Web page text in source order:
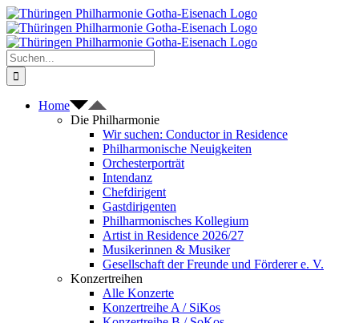
Zum
Inhalt
springen
Suche
nach:
Home
Die Philharmonie
Wir suchen: Conductor in Residence
Philharmonische Neuigkeiten
Orchesterporträt
Intendanz
Chefdirigent
Gastdirigenten
Philharmonisches Kollegium
Artist in Residence 2026/27
Musikerinnen & Musiker
Gesellschaft der Freunde und Förderer e. V.
Konzertreihen
Alle Konzerte
Konzertreihe A / SiKos